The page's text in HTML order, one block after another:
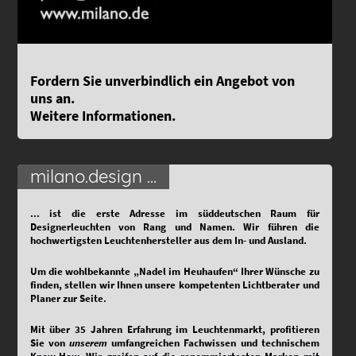
Fordern Sie unverbindlich ein Angebot von
uns an.
Weitere Informationen.
milano.design ...
... ist die erste Adresse im süddeutschen Raum für
Designerleuchten von Rang und Namen. Wir führen die
hochwertigsten Leuchtenhersteller aus dem In- und Ausland.
Um die wohlbekannte „Nadel im Heuhaufen“ Ihrer Wünsche zu
finden, stellen wir Ihnen unsere kompetenten Lichtberater und
Planer zur Seite.
Mit über 35 Jahren Erfahrung im Leuchtenmarkt, profitieren
Sie vonunserem umfangreichen Fachwissen und technischem